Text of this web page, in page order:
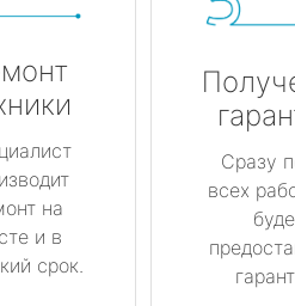
на
и в
срок.
Сразу
всех